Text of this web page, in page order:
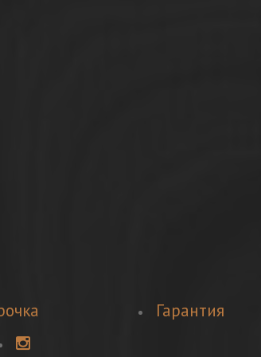
Гарантия